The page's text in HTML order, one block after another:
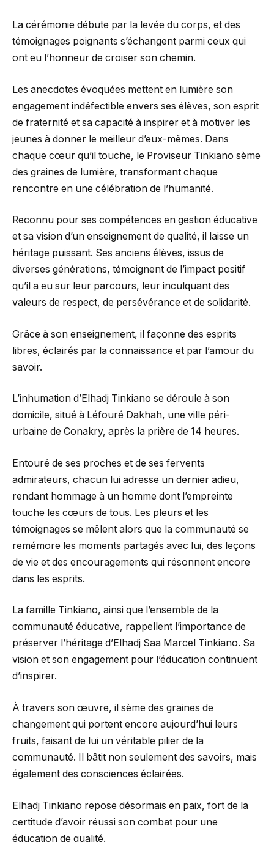
La cérémonie débute par la levée du corps, et des
témoignages poignants s’échangent parmi ceux qui
ont eu l’honneur de croiser son chemin.
Les anecdotes évoquées mettent en lumière son
engagement indéfectible envers ses élèves, son esprit
de fraternité et sa capacité à inspirer et à motiver les
jeunes à donner le meilleur d’eux-mêmes. Dans
chaque cœur qu’il touche, le Proviseur Tinkiano sème
des graines de lumière, transformant chaque
rencontre en une célébration de l’humanité.
Reconnu pour ses compétences en gestion éducative
et sa vision d’un enseignement de qualité, il laisse un
héritage puissant. Ses anciens élèves, issus de
diverses générations, témoignent de l’impact positif
qu’il a eu sur leur parcours, leur inculquant des
valeurs de respect, de persévérance et de solidarité.
Grâce à son enseignement, il façonne des esprits
libres, éclairés par la connaissance et par l’amour du
savoir.
L’inhumation d’Elhadj Tinkiano se déroule à son
domicile, situé à Léfouré Dakhah, une ville péri-
urbaine de Conakry, après la prière de 14 heures.
Entouré de ses proches et de ses fervents
admirateurs, chacun lui adresse un dernier adieu,
rendant hommage à un homme dont l’empreinte
touche les cœurs de tous. Les pleurs et les
témoignages se mêlent alors que la communauté se
remémore les moments partagés avec lui, des leçons
de vie et des encouragements qui résonnent encore
dans les esprits.
La famille Tinkiano, ainsi que l’ensemble de la
communauté éducative, rappellent l’importance de
préserver l’héritage d’Elhadj Saa Marcel Tinkiano. Sa
vision et son engagement pour l’éducation continuent
d’inspirer.
À travers son œuvre, il sème des graines de
changement qui portent encore aujourd’hui leurs
fruits, faisant de lui un véritable pilier de la
communauté. Il bâtit non seulement des savoirs, mais
également des consciences éclairées.
Elhadj Tinkiano repose désormais en paix, fort de la
certitude d’avoir réussi son combat pour une
éducation de qualité.